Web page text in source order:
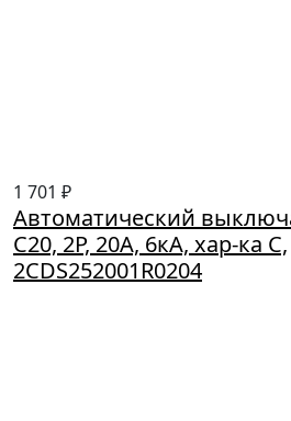
1 701 ₽
Автоматический
C20, 2P, 20А, 6кА, хар-ка C,
2CDS252001R0204